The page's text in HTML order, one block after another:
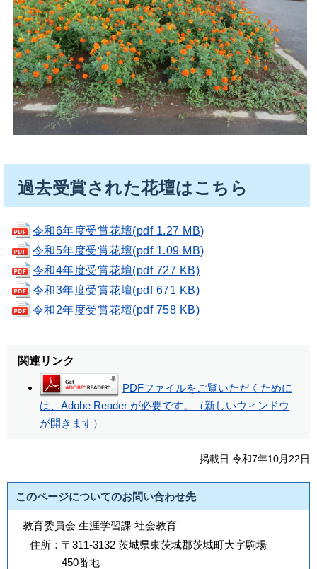
過去受賞された花壇はこちら
令和6年度受賞花壇(pdf 1.27 MB)
令和5年度受賞花壇(pdf 1.09 MB)
令和4年度受賞花壇(pdf 727 KB)
令和3年度受賞花壇(pdf 671 KB)
令和2年度受賞花壇(pdf 758 KB)
関連リンク
PDFファイルをご覧いただくために
は、Adobe Reader が必要です。（新しいウィンドウ
が開きます）
掲載日 令和7年10月22日
このページについてのお問い合わせ先
教育委員会 生涯学習課 社会教育
住所： 〒311-3132 茨城県東茨城郡茨城町大字駒場
450番地